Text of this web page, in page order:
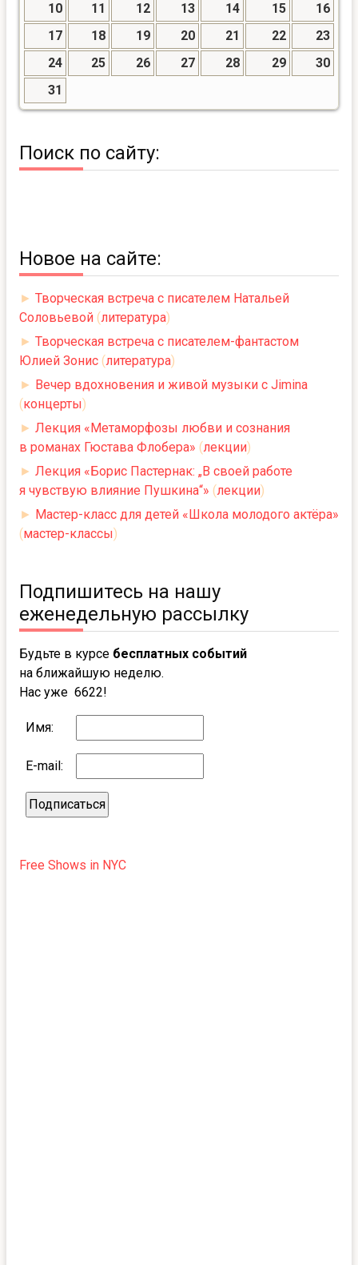
10
11 12 13 14 15
16
17
18 19 20 21 22
23
24
25 26 27 28 29
30
31
Поиск по сайту:
Новое на сайте:
► Творческая встреча с писателем Натальей
Соловьевой (литература)
► Творческая встреча с писателем-фантастом
Юлией Зонис (литература)
► Вечер вдохновения и живой музыки с Jimina
(концерты)
► Лекция «Метаморфозы любви и сознания
в романах Гюстава Флобера» (лекции)
► Лекция «Борис Пастернак: „В своей работе
я чувствую влияние Пушкина“» (лекции)
► Мастер-класс для детей «Школа молодого актёра»
(мастер-классы)
Подпишитесь на нашу
еженедельную рассылку
Будьте в курсе бесплатных событий
на ближайшую неделю.
Нас уже 6622!
Имя:
E-mail:
Free Shows in NYC